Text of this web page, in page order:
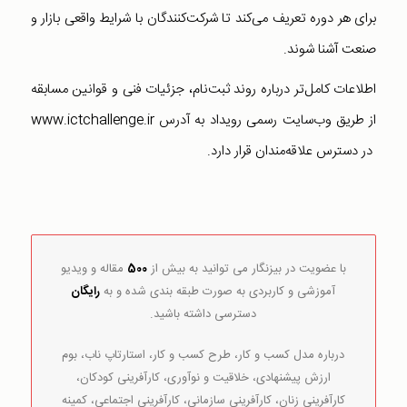
برای هر دوره تعریف می‌کند تا شرکت‌کنندگان با شرایط واقعی بازار و
صنعت آشنا شوند.
اطلاعات کامل‌تر درباره روند ثبت‌نام، جزئیات فنی و قوانین مسابقه
از طریق وب‌سایت رسمی رویداد به آدرس www.ictchallenge.ir
در دسترس علاقه‌مندان قرار دارد.
با عضویت در بیزنگار می توانید به بیش از500 مقاله و ویدیو
آموزشی و کاربردی به صورت طبقه بندی شده و بهرایگان
دسترسی داشته باشید.
درباره مدل کسب و کار، طرح کسب و کار، استارتاپ ناب، بوم
ارزش پیشنهادی، خلاقیت و نوآوری، کارآفرینی کودکان،
کارآفرینی زنان، کارآفرینی سازمانی، کارآفرینی اجتماعی، کمینه